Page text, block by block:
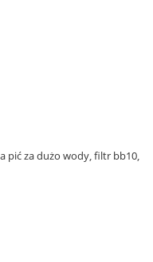
pić za dużo wody,filtr bb10,